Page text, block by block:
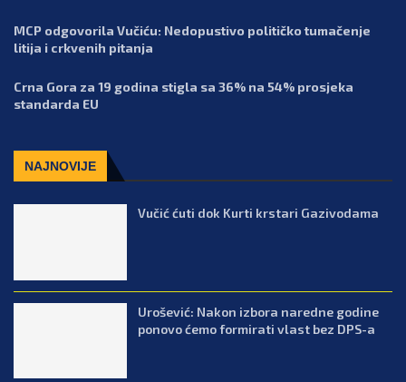
MCP odgovorila Vučiću: Nedopustivo političko tumačenje
litija i crkvenih pitanja
Crna Gora za 19 godina stigla sa 36% na 54% prosjeka
standarda EU
NAJNOVIJE
Vučić ćuti dok Kurti krstari Gazivodama
Urošević: Nakon izbora naredne godine
ponovo ćemo formirati vlast bez DPS-a